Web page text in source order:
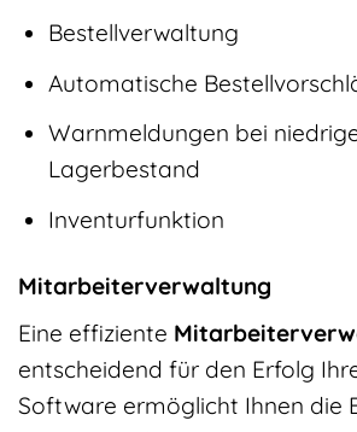
Bestellverwaltung
Automatische
Warnmeldungen bei
Lagerbestand
Inventurfunktion
Mitarbeiterverwaltung
Eine effiziente
entscheidend für den Erfolg
Software ermöglicht Ihnen die